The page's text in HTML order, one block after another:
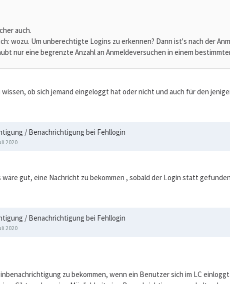
auch.
wozu. Um unberechtigte Logins zu erkennen? Dann ist's nach der
nur eine begrenzte Anzahl an Anmeldeversuchen in einem
wissen, ob sich jemand eingeloggt hat oder nicht und auch für den
/ Benachrichtigung bei Fehllogin
2020
gut, eine Nachricht zu bekommen , sobald der Login statt
/ Benachrichtigung bei Fehllogin
2020
zu bekommen, wenn ein Benutzer sich im LC